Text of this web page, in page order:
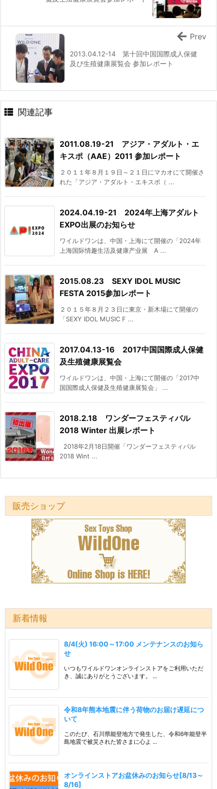
2013.04.12-14 第十回中国国際成人保健
及び生殖健康展覧会 参加レポート
Prev
関連記事
2011.08.19-21 アジア・アダルト・エ
キスポ（AAE）2011 参加レポート
２０１１年８月１９日～２１日にマカオにて開催さ
れた「アジア・アダルト・エキスポ（ ...
2024.04.19-21 2024年上海アダルト
EXPO出展のお知らせ
ワイルドワンは、中国・上海にて開催の「2024年
上海国际情趣生活及健康产业展 A ...
2015.08.23 SEXY IDOL MUSIC
FESTA 2015参加レポート
２０１５年８月２３日に東京・新木場にて開催の
「SEXY IDOL MUSIC F ...
2017.04.13-16 2017中国国際成人保健
及生殖健康展覧会
ワイルドワンは、中国・上海にて開催の「2017中
国国際成人保健及生殖健康展覧会」 ...
2018.2.18 ワンダーフェスティバル
2018 Winter 出展レポート
2018年2月18日開催「ワンダーフェスティバル
2018 Wint ...
販売ショップ
新着情報
8/4(火) 16:00～17:00 メンテナンスのお知ら
せ
いつもワイルドワンオンラインストアをご利用いただ
き、誠にありがとうございます。 ...
令和8年熊本地震に伴う荷物のお届け遅延につ
いて
このたび、石川県能登地方で発生した、令和6年能登半
島地震で被災された皆さまに心よ ...
オンラインストアお盆休みのお知らせ[8/13～
8/16]